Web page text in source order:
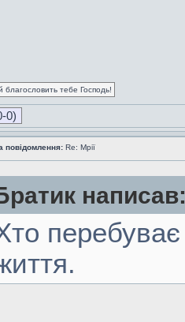
благословить тебе Господь!
0)
повідомлення: Re: Мрії